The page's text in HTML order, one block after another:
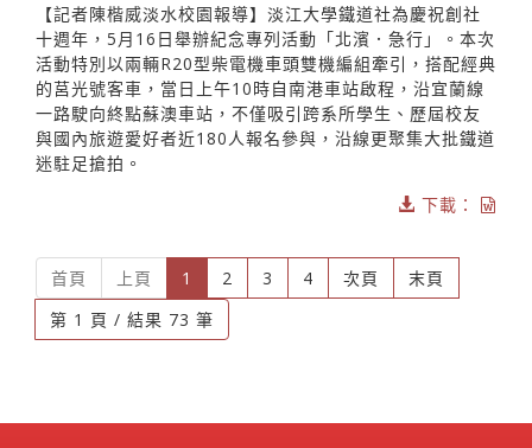
【記者陳楷威淡水校園報導】淡江大學鐵道社為慶祝創社
十週年，5月16日舉辦紀念專列活動「北濱．急行」。本次
活動特別以兩輛R20型柴電機車頭雙機編組牽引，搭配經典
的莒光號客車，當日上午10時自南港車站啟程，沿宜蘭線
一路駛向終點蘇澳車站，不僅吸引跨系所學生、歷屆校友
與國內旅遊愛好者近180人報名參與，沿線更聚集大批鐵道
迷駐足搶拍。
下載：
首頁 上頁 1 (current)
2 3 4 次頁
末頁
第 1 頁 / 結果 73 筆